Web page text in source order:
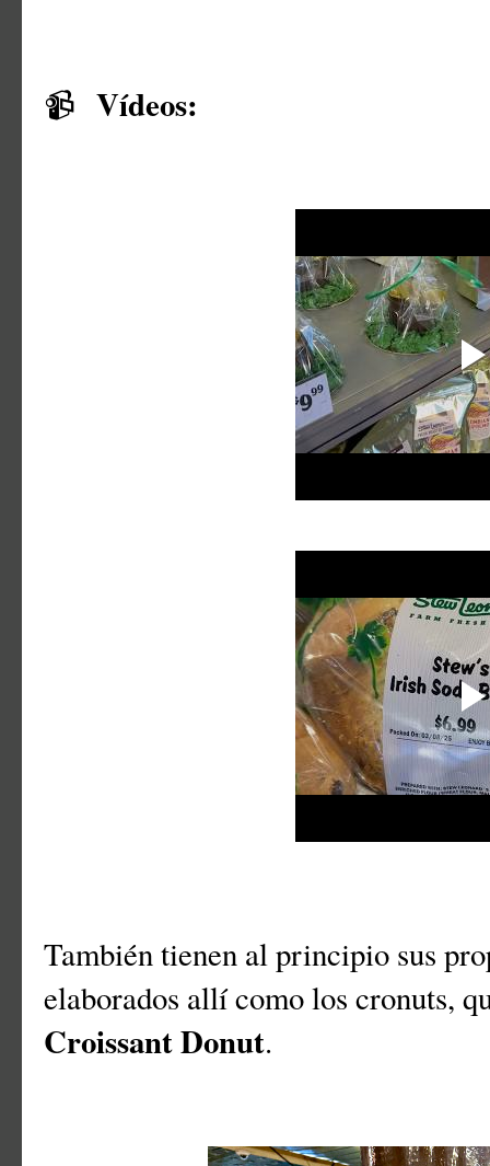
📹 Vídeos:
También tienen al principio sus
elaborados allí como los cronuts,
Croissant Donut.